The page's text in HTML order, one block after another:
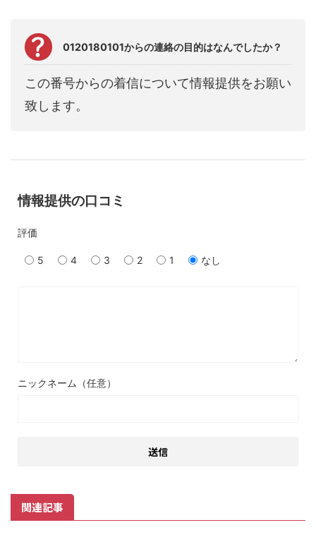
0120180101からの連絡の目的はなんでしたか？
この番号からの着信について情報提供をお願い
致します。
情報提供の口コミ
評価
5 4 3 2 1 なし
ニックネーム（任意）
関連記事